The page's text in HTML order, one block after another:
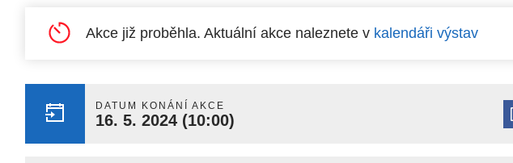
Akce již proběhla. Aktuální akce naleznete v kalendáři výstav
DATUM KONÁNÍ AKCE
16. 5. 2024 (10:00)